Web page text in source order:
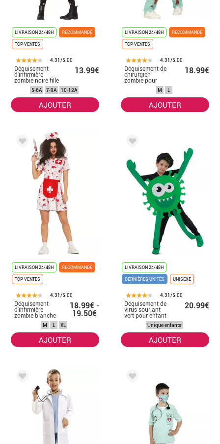
LIVRAISON 24/48H
RECOMMANDÉ
TOP VENTES
4.31/5.00
Déguisement
d'infirmière
zombie noire fille
13.99€
5-6A 7-9A 10-12A
AJOUTER
LIVRAISON 24/48H
RECOMMANDÉ
TOP VENTES
4.31/5.00
Déguisement de
chirurgien
zombie pour
18.99€
M L
AJOUTER
LIVRAISON 24/48H
RECOMMANDÉ
TOP VENTES
4.31/5.00
Déguisement
d'infirmière
zombie blanche
18.99€ -
19.50€
M L XL
AJOUTER
LIVRAISON 24/48H
DERNIÈRES UNITÉS
UNISEXE
4.31/5.00
Déguisement de
virus souriant
vert pour enfant
20.99€
Unique enfants
AJOUTER